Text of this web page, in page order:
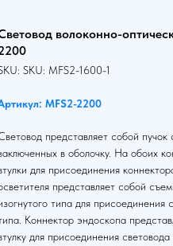
волоконно-
SKU: MFS2-1600-1
MFS2-2200
представляет собой пучок
в оболочку. На обоих
для присоединения
представляет собой
типа для присоединения
Коннектор эндоскопа
для присоединения